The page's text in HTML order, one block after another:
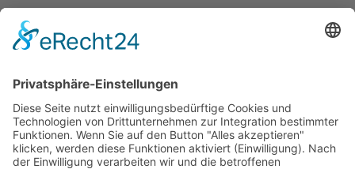
Dr. Sonfalvi und Dr. Vardanyan
Morlaixplatz 27
52146 Würselen